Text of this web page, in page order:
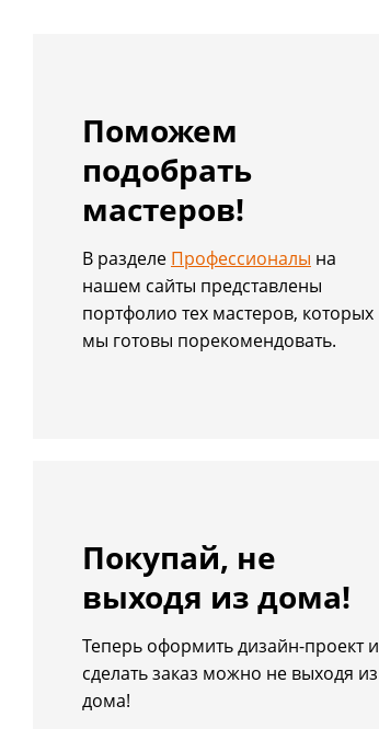
Поможем
подобрать
мастеров!
В разделе Профессионалы на
нашем сайты представлены
портфолио тех мастеров, которых
мы готовы порекомендовать.
Покупай, не
выходя из дома!
Теперь оформить дизайн-проект и
сделать заказ можно не выходя из
дома!